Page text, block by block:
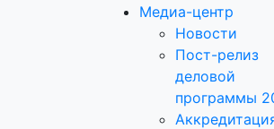
Медиа-центр
Новости
Пост-релиз
деловой
программы